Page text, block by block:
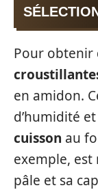
Pour obtenir
en amidon.
d’humidité
cuisson au
exemple,
pâle et sa